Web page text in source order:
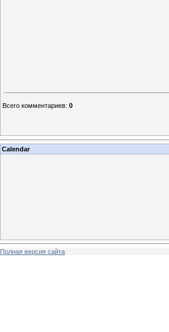
Всего комментариев: 0
Calendar
Полная версия сайта